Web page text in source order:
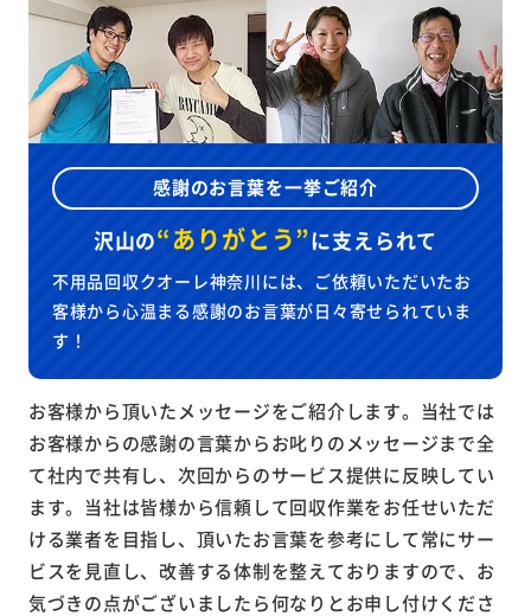
感謝のお言葉を一挙ご紹介
沢山の“ありがとう”に支えられて
不用品回収クオーレ神奈川には、ご依頼いただいたお
客様から心温まる感謝のお言葉が日々寄せられていま
す！
お客様から頂いたメッセージをご紹介します。当社では
お客様からの感謝の言葉からお叱りのメッセージまで全
て社内で共有し、次回からのサービス提供に反映してい
ます。当社は皆様から信頼して回収作業をお任せいただ
ける業者を目指し、頂いたお言葉を参考にして常にサー
ビスを見直し、改善する体制を整えておりますので、お
気づきの点がございましたら何なりとお申し付けくださ